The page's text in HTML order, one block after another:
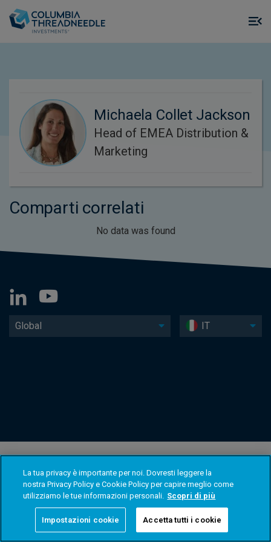
Michaela Collet Jackson
Head of EMEA Distribution &
Marketing
Comparti correlati
No data was found
Global IT
La tua privacy è importante per noi. Dovresti leggere la
nostra Privacy Policy e Cookie Policy per capire meglio come
utilizziamo le tue informazioni personali. Scopri di più
Impostazioni cookie Accetta tutti i cookie